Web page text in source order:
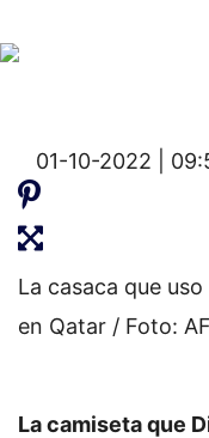
01-10-2022 |
La casaca que
en Qatar / Foto:
La camiseta que